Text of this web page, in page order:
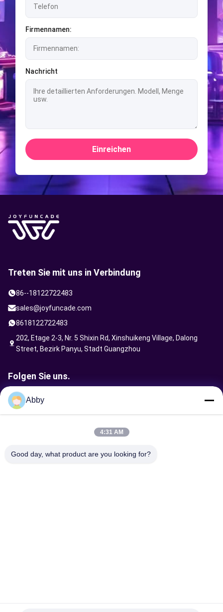
Firmennamen:
Nachricht
Einreichen
Treten Sie mit uns in Verbindung
86--18122722483
sales@joyfuncade.com
8618122722483
202, Etage 2-3, Nr. 5 Shixin Rd, Xinshuikeng Village, Dalong
Street, Bezirk Panyu, Stadt Guangzhou
Folgen Sie uns.
Abby
4:31 AM
Good day, what product are you looking for?